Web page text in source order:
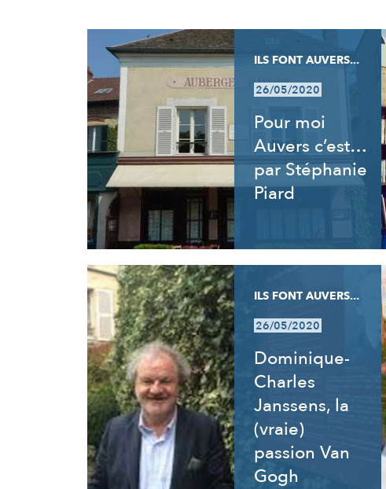
RÉSULTATS
ILS FONT AUVERS...
26/05/2020
Pour moi
Auvers c’est…
par Stéphanie
Piard
ILS FONT AUVERS...
26/05/2020
Dominique-
Charles
Janssens, la
(vraie)
passion Van
Gogh